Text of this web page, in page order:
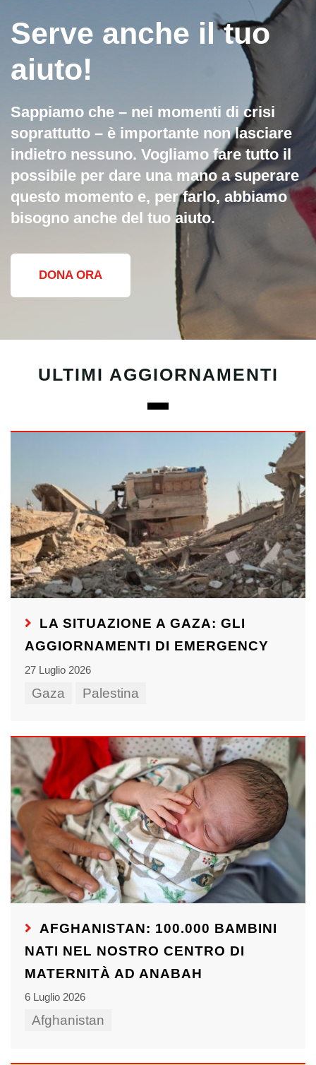
Serve anche il tuo
aiuto!
Sappiamo che – nei momenti di crisi
soprattutto – è importante non lasciare
indietro nessuno. Vogliamo fare tutto il
possibile per dare una mano a superare
questo momento e, per farlo, abbiamo
bisogno anche del tuo aiuto.
DONA ORA
ULTIMI AGGIORNAMENTI
LA SITUAZIONE A GAZA: GLI
AGGIORNAMENTI DI EMERGENCY
27 Luglio 2026
Gaza Palestina
AFGHANISTAN: 100.000 BAMBINI
NATI NEL NOSTRO CENTRO DI
MATERNITÀ AD ANABAH
6 Luglio 2026
Afghanistan